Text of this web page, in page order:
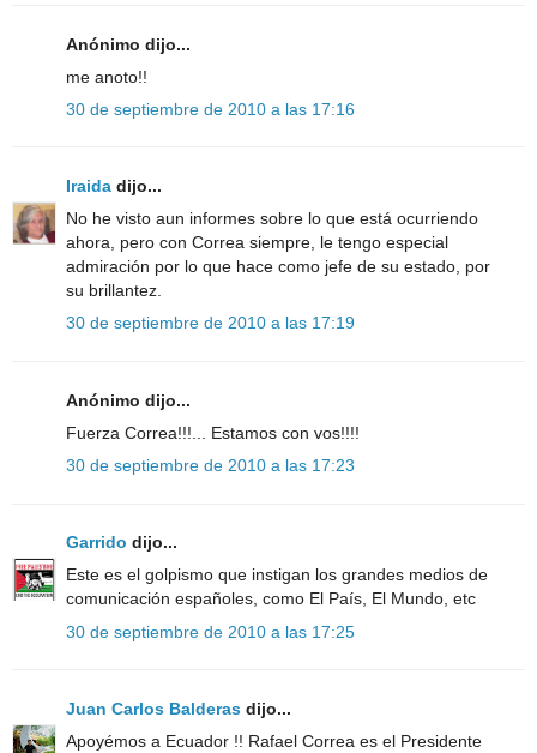
Anónimo dijo...
me anoto!!
30 de septiembre de 2010 a las 17:16
Iraida dijo...
No he visto aun informes sobre lo que está ocurriendo
ahora, pero con Correa siempre, le tengo especial
admiración por lo que hace como jefe de su estado, por
su brillantez.
30 de septiembre de 2010 a las 17:19
Anónimo dijo...
Fuerza Correa!!!... Estamos con vos!!!!
30 de septiembre de 2010 a las 17:23
Garrido dijo...
Este es el golpismo que instigan los grandes medios de
comunicación españoles, como El País, El Mundo, etc
30 de septiembre de 2010 a las 17:25
Juan Carlos Balderas dijo...
Apoyémos a Ecuador !! Rafael Correa es el Presidente